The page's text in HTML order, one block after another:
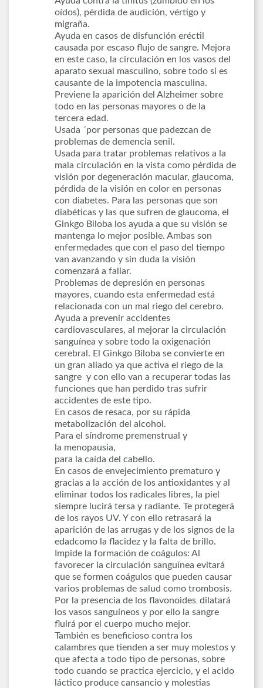
oídos), pérdida de audición, vértigo y
migraña.
Ayuda en casos de disfunción eréctil
causada por escaso flujo de sangre. Mejora
en este caso, la circulación en los vasos del
aparato sexual masculino, sobre todo si es
causante de la impotencia masculina.
Previene la aparición del Alzheimer sobre
todo en las personas mayores o de la
tercera edad.
Usada ´por personas que padezcan de
problemas de demencia senil.
Usada para tratar problemas relativos a la
mala circulación en la vista como pérdida de
visión por degeneración macular, glaucoma,
pérdida de la visión en color en personas
con diabetes. Para las personas que son
diabéticas y las que sufren de glaucoma, el
Ginkgo Biloba los ayuda a que su visión se
mantenga lo mejor posible. Ambas son
enfermedades que con el paso del tiempo
van avanzando y sin duda la visión
comenzará a fallar.
Problemas de depresión en personas
mayores, cuando esta enfermedad está
relacionada con un mal riego del cerebro.
Ayuda a prevenir accidentes
cardiovasculares, al mejorar la circulación
sanguínea y sobre todo la oxigenación
cerebral. El Ginkgo Biloba se convierte en
un gran aliado ya que activa el riego de la
sangre y con ello van a recuperar todas las
funciones que han perdido tras sufrir
accidentes de este tipo.
En casos de resaca, por su rápida
metabolización del alcohol.
Para el síndrome premenstrual y
la menopausia,
para la caída del cabello.
En casos de envejecimiento prematuro y
gracias a la acción de los antioxidantes y al
eliminar todos los radicales libres, la piel
siempre lucirá tersa y radiante. Te protegerá
de los rayos UV. Y con ello retrasará la
aparición de las arrugas y de los signos de la
edadcomo la flacidez y la falta de brillo.
Impide la formación de coágulos: Al
favorecer la circulación sanguínea evitará
que se formen coágulos que pueden causar
varios problemas de salud como trombosis.
Por la presencia de los flavonoides dilatará
los vasos sanguíneos y por ello la sangre
fluirá por el cuerpo mucho mejor.
También es beneficioso contra los
calambres que tienden a ser muy molestos y
que afecta a todo tipo de personas, sobre
todo cuando se practica ejercicio, y el acido
láctico produce cansancio y molestias